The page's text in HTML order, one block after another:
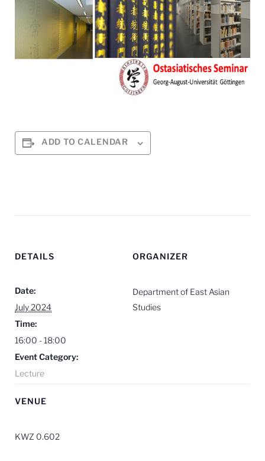
ADD TO CALENDAR
DETAILS
Date:
July 2024
Time:
16:00 - 18:00
Event Category:
Lecture
ORGANIZER
Department of East Asian
Studies
VENUE
KWZ 0.602